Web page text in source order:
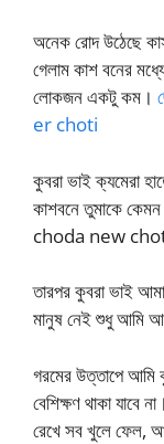
অনেক রোদ উঠেছে
গেলাম কাশ বনের
লোকজন একটু কম।
er choti
কুবরা ভাই ক্যমেরা
কাশবনে তুমাকে
choda new
তারপর কুবরা ভাই
মানুষ নেই শুধু আমি
গরমের উত্তাপে আমি
বেশিক্ষণ থাকা যাবে
রেখে সব খুলে ফেল,